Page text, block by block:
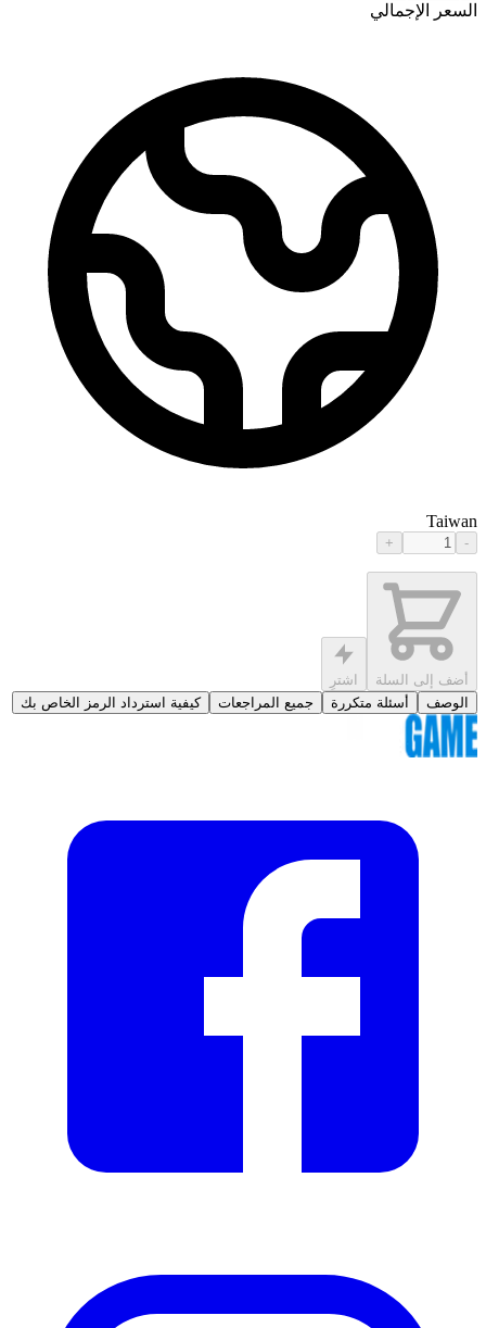
السعر الإجمالي
Taiwan
-
+
أضف إلى السلة
اشترِ
الوصف
أسئلة متكررة جميع المراجعات كيفية استرداد الرمز الخاص بك